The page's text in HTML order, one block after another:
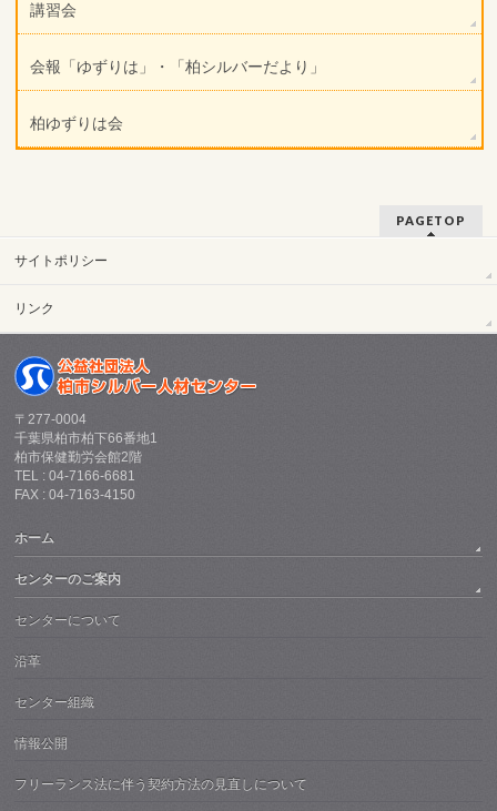
講習会
会報「ゆずりは」・「柏シルバーだより」
柏ゆずりは会
PAGETOP
サイトポリシー
リンク
〒277-0004
千葉県柏市柏下66番地1
柏市保健勤労会館2階
TEL : 04-7166-6681
FAX : 04-7163-4150
ホーム
センターのご案内
センターについて
沿革
センター組織
情報公開
フリーランス法に伴う契約方法の見直しについて